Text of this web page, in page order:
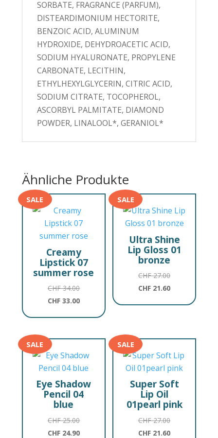
SORBATE, FRAGRANCE (PARFUM),
DISTEARDIMONIUM HECTORITE,
BENZOIC ACID, ALUMINUM
HYDROXIDE, DEHYDROACETIC ACID,
SODIUM HYALURONATE, PROPYLENE
CARBONATE, LECITHIN,
ETHYLHEXYLGLYCERIN, CITRIC ACID,
SODIUM CITRATE, TOCOPHEROL,
ASCORBYL PALMITATE, DIAMOND
POWDER, LINALOOL*, GERANIOL*
Ähnliche Produkte
SALE
Creamy
Lipstick 07
summer rose
CHF34.00Ursprünglicher
Preis
CHF33.00Aktueller
CHF 33.00.
SALE
Ultra Shine
Lip Gloss 01
bronze
CHF27.00Ursprünglicher
Preis
CHF 21.60Aktueller
SALE
Eye Shadow
Pencil 04
blue
CHF25.00Ursprünglicher
Preis
CHF24.90Aktueller
SALE
Super Soft
Lip Oil
01pearl pink
CHF27.00Ursprünglicher
Preis
CHF 21.60Aktueller